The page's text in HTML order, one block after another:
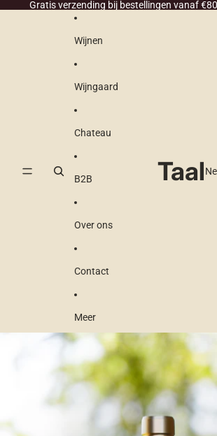
Gratis verzending bij bestellingen vanaf
Wijnen
Wijngaard
Chateau
B2B
Over ons
Contact
Meer
Taal
Ga direct naar de productinformatie